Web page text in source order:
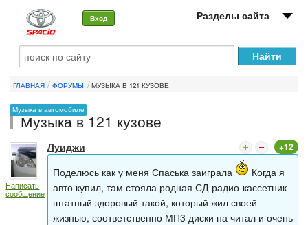
Вход Разделы сайта
О машине
Автоклуб
Форумы
Сервисы и услуги
Новости
ГЛАВНАЯ ФОРУМЫ МУЗЫКА В 121 КУЗОВЕ
Музыка в автомобиле
Музыка в 121 кузове
Написать
сообщение
Луиджи +12
Поделюсь как у меня Спаська заиграла
Когда я
авто купил, там стояла родная СД-радио-кассетник
штатный здоровый такой, который жил своей
жизнью, соответственно МП3 диски на читал и очень